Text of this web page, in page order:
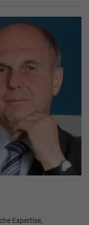
Expertise,